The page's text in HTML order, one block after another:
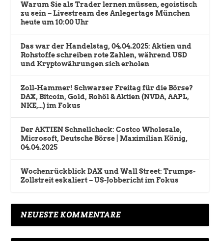
Warum Sie als Trader lernen müssen, egoistisch
zu sein – Livestream des Anlegertags München
heute um 10:00 Uhr
Das war der Handelstag, 04.04.2025: Aktien und
Rohstoffe schreiben rote Zahlen, während USD
und Kryptowährungen sich erholen
Zoll-Hammer! Schwarzer Freitag für die Börse?
DAX, Bitcoin, Gold, Rohöl & Aktien (NVDA, AAPL,
NKE,…) im Fokus
Der AKTIEN Schnellcheck: Costco Wholesale,
Microsoft, Deutsche Börse | Maximilian König,
04.04.2025
Wochenrückblick DAX und Wall Street: Trumps-
Zollstreit eskaliert – US-Jobbericht im Fokus
NEUESTE KOMMENTARE